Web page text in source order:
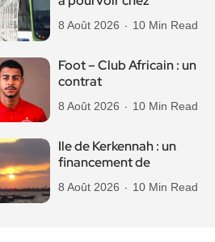
8 Août 2026 10 Min Read
Foot – Club Africain : un
contrat
8 Août 2026 10 Min Read
Ile de Kerkennah : un
financement de
8 Août 2026 10 Min Read